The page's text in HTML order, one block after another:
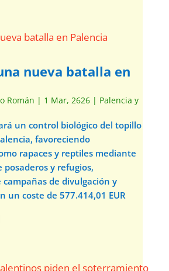
nueva batalla en
Román | 1 Mar, 2626| Palencia y
un control biológico del topillo
favoreciendo
rapaces y reptiles mediante
posaderos y refugios,
de divulgación y
un coste de 577.414,01 EUR